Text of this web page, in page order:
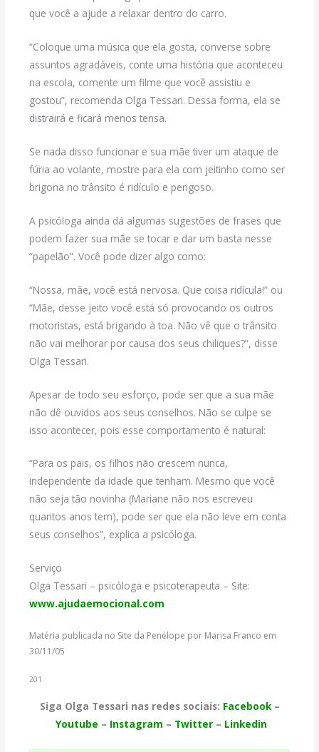
que você a ajude a relaxar dentro do carro.
“Coloque uma música que ela gosta, converse sobre
assuntos agradáveis, conte uma história que aconteceu
na escola, comente um filme que você assistiu e
gostou”, recomenda Olga Tessari. Dessa forma, ela se
distrairá e ficará menos tensa.
Se nada disso funcionar e sua mãe tiver um ataque de
fúria ao volante, mostre para ela com jeitinho como ser
brigona no trânsito é ridículo e perigoso.
A psicóloga ainda dá algumas sugestões de frases que
podem fazer sua mãe se tocar e dar um basta nesse
“papelão”. Você pode dizer algo como:
“Nossa, mãe, você está nervosa. Que coisa ridícula!” ou
“Mãe, desse jeito você está só provocando os outros
motoristas, está brigando à toa. Não vê que o trânsito
não vai melhorar por causa dos seus chiliques?”, disse
Olga Tessari.
Apesar de todo seu esforço, pode ser que a sua mãe
não dê ouvidos aos seus conselhos. Não se culpe se
isso acontecer, pois esse comportamento é natural:
“Para os pais, os filhos não crescem nunca,
independente da idade que tenham. Mesmo que você
não seja tão novinha (Mariane não nos escreveu
quantos anos tem), pode ser que ela não leve em conta
seus conselhos”, explica a psicóloga.
Serviço
Olga Tessari – psicóloga e psicoterapeuta – Site:
www.ajudaemocional.com
Matéria publicada no Site da Penélope por Marisa Franco em
30/11/05
201
Siga Olga Tessari nas redes sociais: Facebook–
Youtube – Instagram – Twitter– Linkedin